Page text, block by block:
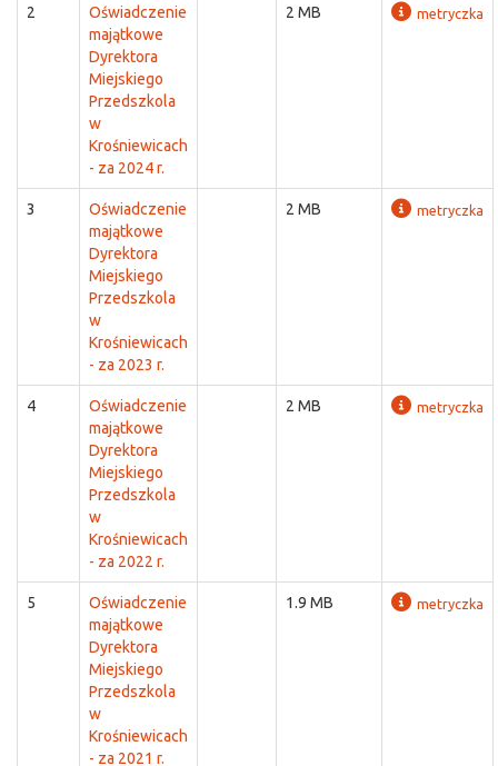
2
Oświadczenie
majątkowe
Dyrektora
Miejskiego
Przedszkola
w
Krośniewicach
- za 2024 r.
2 MB metryczka
3
Oświadczenie
majątkowe
Dyrektora
Miejskiego
Przedszkola
w
Krośniewicach
- za 2023 r.
2 MB metryczka
4
Oświadczenie
majątkowe
Dyrektora
Miejskiego
Przedszkola
w
Krośniewicach
- za 2022 r.
2 MB metryczka
5
Oświadczenie
majątkowe
Dyrektora
Miejskiego
Przedszkola
w
Krośniewicach
- za 2021 r.
1.9 MB metryczka